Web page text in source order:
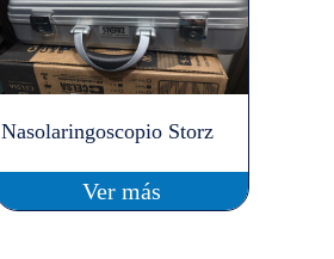
Nasolaringoscopio Storz
Ver más